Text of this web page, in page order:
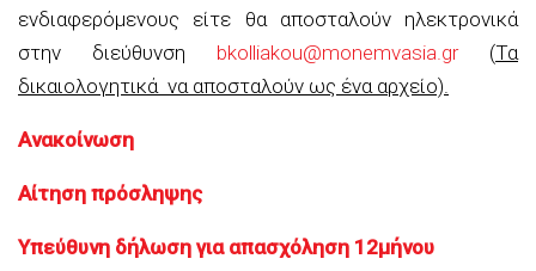
ενδιαφερόμενους είτε θα αποσταλούν ηλεκτρονικά
στην διεύθυνση bkolliakou@monemvasia.gr(Τα
δικαιολογητικά να αποσταλούν ως ένα αρχείο).
Ανακοίνωση
Αίτηση πρόσληψης
Υπεύθυνη δήλωση για απασχόληση 12μήνου